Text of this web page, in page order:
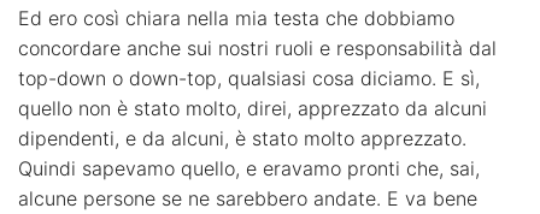
Ed ero così chiara nella mia testa che dobbiamo
concordare anche sui nostri ruoli e responsabilità dal
top-down o down-top, qualsiasi cosa diciamo. E sì,
quello non è stato molto, direi, apprezzato da alcuni
dipendenti, e da alcuni, è stato molto apprezzato.
Quindi sapevamo quello, e eravamo pronti che, sai,
alcune persone se ne sarebbero andate. E va bene